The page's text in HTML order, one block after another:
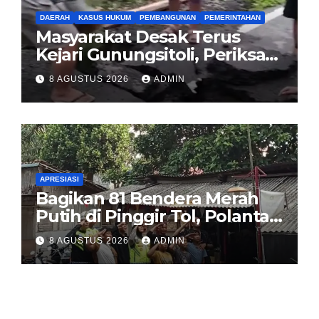
DAERAH KASUS HUKUM PEMBANGUNAN PEMERINTAHAN
Masyarakat Desak Terus
Kejari Gunungsitoli, Periksa
dan Usut Tuntas Dugaan
Korupsi Proyek Jalan
Sirombu-Afulu (MYC) Senilai
Rp321 Miliar
8 AGUSTUS 2026 ADMIN
APRESIASI
Bagikan 81 Bendera Merah
Putih di Pinggir Tol, Polantas
Karib BSD Ajak Warga Miskin
Kibarkan Sang Saka
8 AGUSTUS 2026 ADMIN